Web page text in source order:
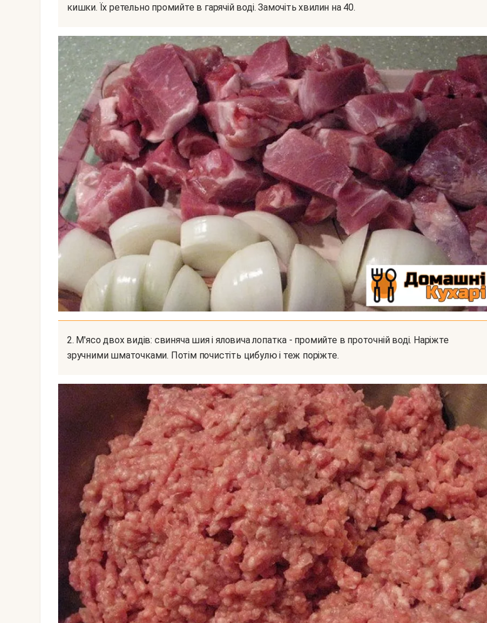
кишки. Їх ретельно промийте в гарячій воді. Замочіть хвилин на 40.
2. М'ясо двох видів: свиняча шия і яловича лопатка - промийте в проточній воді. Наріжте
зручними шматочками. Потім почистіть цибулю і теж поріжте.